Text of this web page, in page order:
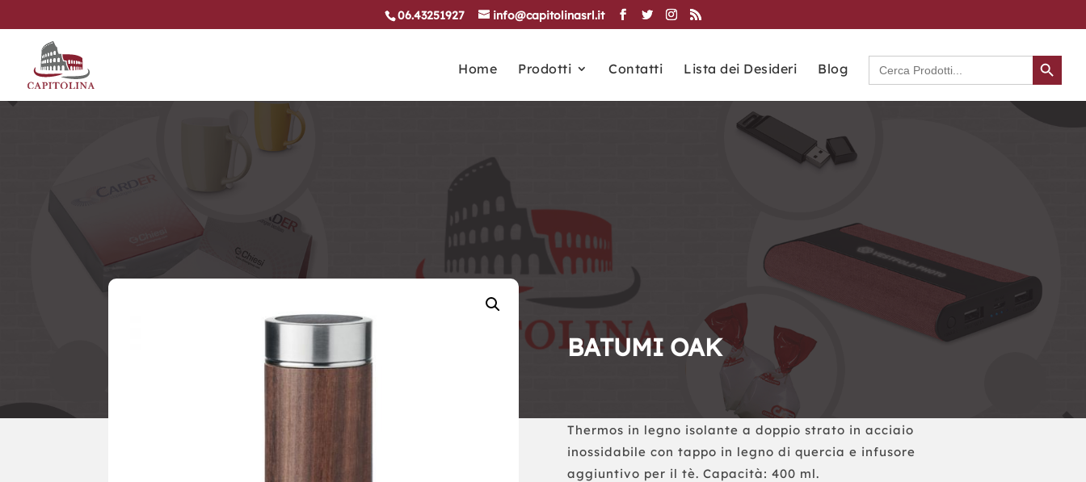
06.43251927 info@capitolinasrl.it
Home Prodotti Contatti Lista dei Desideri Blog Search
for:
Search Button
BATUMI OAK
Thermos in legno isolante a doppio strato in acciaio
inossidabile con tappo in legno di quercia e infusore
aggiuntivo per il tè. Capacità: 400 ml.